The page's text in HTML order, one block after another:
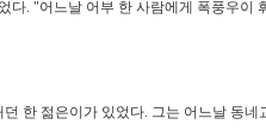
. "어느날 어부 한 사람에게 폭풍우이
한 젊은이가 있었다. 그는 어느날 동네